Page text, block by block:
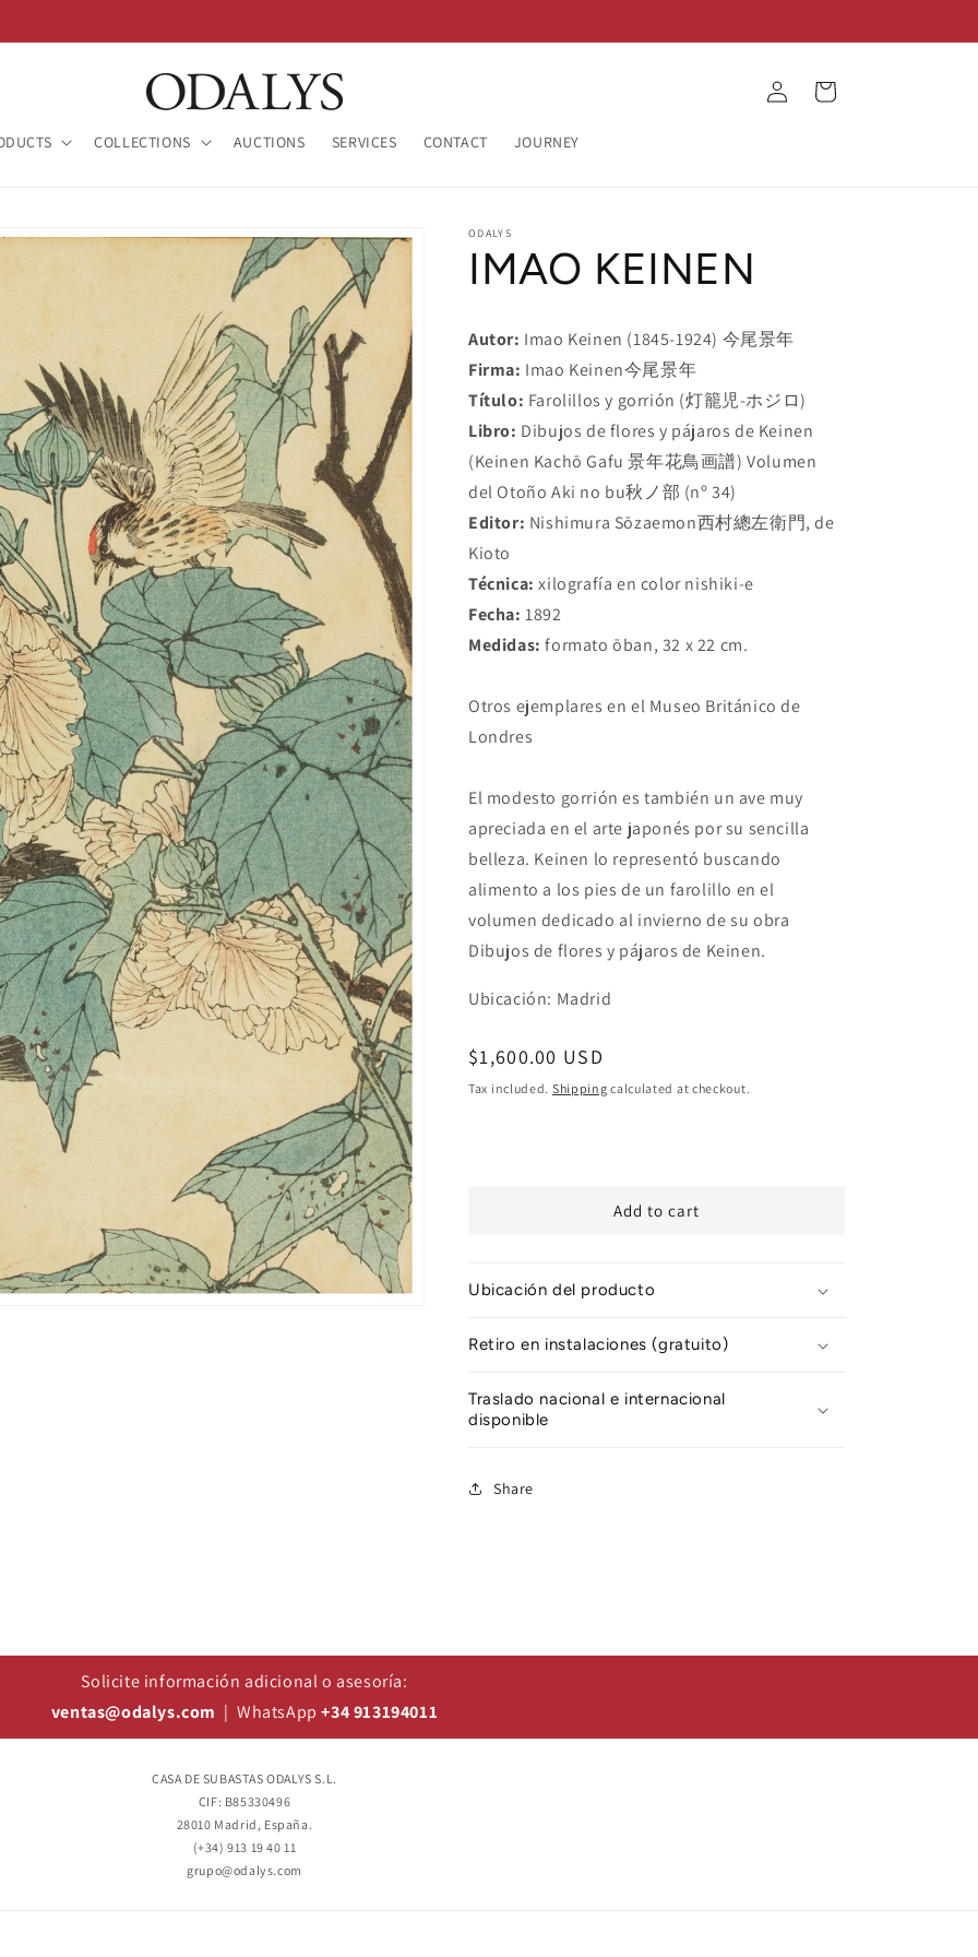
COLLECTIONS AUCTIONS SERVICES CONTACT JOURNEY
Log
in
Cart
ODALYS
IMAO KEINEN
Autor: Imao Keinen (1845-1924) 今尾景年
Firma: Imao Keinen今尾景年
Título: Farolillos y gorrión (灯籠児-ホジロ)
Libro: Dibujos de flores y pájaros de Keinen
(Keinen Kachō Gafu 景年花鳥画譜) Volumen
del Otoño Aki no bu秋ノ部 (nº 34)
Editor: Nishimura Sōzaemon西村總左衛門, de
Kioto
Técnica:xilografía en color nishiki-e
Fecha:1892
Medidas:formato ōban, 32 x 22 cm.
Otros ejemplares en el Museo Británico de
Londres
El modesto gorrión es también un ave muy
apreciada en el arte japonés por su sencilla
belleza. Keinen lo representó buscando
alimento a los pies de un farolillo en el
volumen dedicado al invierno de su obra
Dibujos de flores y pájaros de Keinen.
Ubicación: Madrid
Regular
price
$1,600.00 USD
Tax included. Shipping calculated at checkout.
Add to cart
Ubicación del producto
Retiro en instalaciones (gratuito)
Traslado nacional e internacional
disponible
Share
Solicite información adicional o asesoría:
ventas@odalys.com | WhatsApp+34 913194011
CASA DE SUBASTAS ODALYS S.L.
CIF: B85330496
28010 Madrid, España.
(+34) 913 19 40 11
grupo@odalys.com